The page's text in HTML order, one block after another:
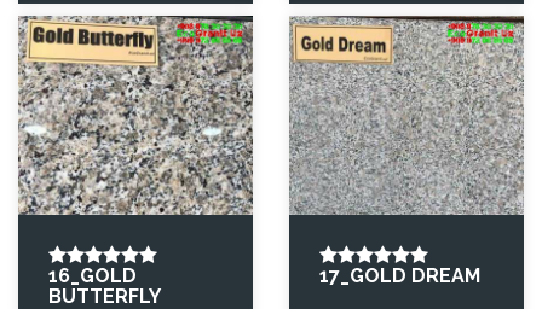
16_GOLD
BUTTERFLY
17_GOLD DREAM